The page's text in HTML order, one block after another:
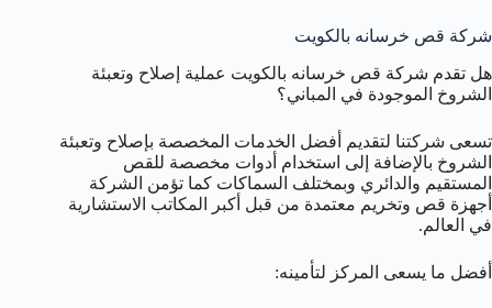
شركة قص خرسانه بالكويت
هل تقدم شركة قص خرسانه بالكويت عملية إصلاح وتعبئة
الشروخ الموجودة في المباني؟
تسعى شركتنا لتقديم أفضل الخدمات المخصصة بإصلاح وتعبئة
الشروخ بالإضافة إلى استخدام أدوات مخصصة للقص
المستقيم والدائري وبمختلف السماكات كما تؤمن الشركة
أجهزة قص وتخريم معتمدة من قبل أكبر المكاتب الاستشارية
في العالم.
أفضل ما يسعى المركز لتأمينه: